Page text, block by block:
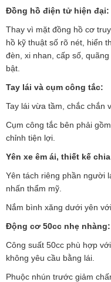
Đồng hồ điện tử hiện đại:
Thay vì mặt đồng hồ cơ
hồ kỹ thuật số rõ nét, hiển
đèn, xi nhan, cấp số,
bật.
Tay lái và cụm công tắc:
Tay lái vừa tầm, chắc chắn
Cụm công tắc bên phải
chỉnh tiện lợi.
Yên xe êm ái, thiết kế
Yên tách riêng phần người
nhấn thẩm mỹ.
Nắm bình xăng dưới yên
Động cơ 50cc nhẹ nhàng:
Công suất 50cc phù hợp
không yêu cầu bằng lái.
Phuộc nhún trước giảm